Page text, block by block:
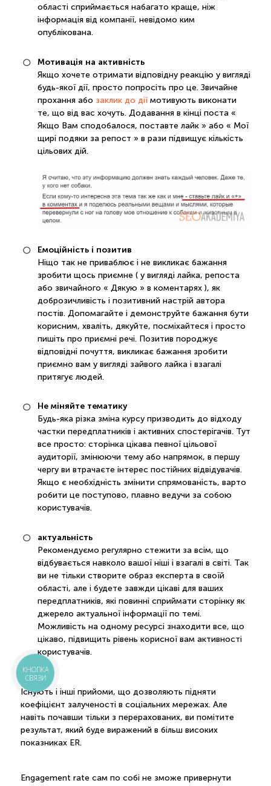
області сприймається набагато краще, ніж
інформація від компанії, невідомо ким
опублікована.
Мотивація на активність
Якщо хочете отримати відповідну реакцію у вигляді
будь-якої дії, просто попросіть про це. Звичайне
прохання або заклик до діїмотивують виконати
те, що від вас хочуть. Додавання в кінці поста «
Якщо Вам сподобалося, поставте лайк » або « Мої
щирі подяки за репост » в рази підвищує кількість
цільових дій.
Емоційність і позитив
Ніщо так не приваблює і не викликає бажання
зробити щось приємне ( у вигляді лайка, репоста
або звичайного « Дякую » в коментарях ), як
доброзичливість і позитивний настрій автора
постів. Допомагайте і демонструйте бажання бути
корисним, хваліть, дякуйте, посміхайтеся і просто
пишіть про приємні речі. Позитив породжує
відповідні почуття, викликає бажання зробити
приємно вам у вигляді зайвого лайка і взагалі
притягує людей.
Не міняйте тематику
Будь-яка різка зміна курсу призводить до відходу
частки передплатників і активних спостерігачів. Тут
все просто: сторінка цікава певної цільової
аудиторії, змінюючи тему або напрямок, в першу
чергу ви втрачаєте інтерес постійних відвідувачів.
Якщо є необхідність змінити спрямованість, варто
робити це поступово, плавно ведучи за собою
користувачів.
актуальність
Рекомендуємо регулярно стежити за всім, що
відбувається навколо вашої ніші і взагалі в світі. Так
ви не тільки створите образ експерта в своїй
області, але і будете завжди цікаві для ваших
передплатників, які повинні сприймати сторінку як
джерело актуальної інформації по темі.
Можливість на одному ресурсі знаходити все, що
цікаво, підвищить рівень корисної вам активності
користувачів.
Існують і інші прийоми, що дозволяють підняти
коефіцієнт залученості в соціальних мережах. Але
навіть почавши тільки з перерахованих, ви помітите
результат, який буде виражений в більш високих
показниках ER.
Engagement rate сам по собі не зможе привернути
КНОПКА
СВЯЗИ